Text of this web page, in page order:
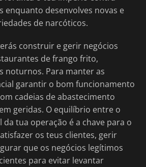
enquanto desenvolves novas e
de narcóticos.
construir e gerir negócios
de frango frito,
noturnos. Para manter as
garantir o bom funcionamento
cadeias de abastecimento
geridas. O equilíbrio entre o
da tua operação é a chave para o
os teus clientes, gerir
que os negócios legítimos
para evitar levantar